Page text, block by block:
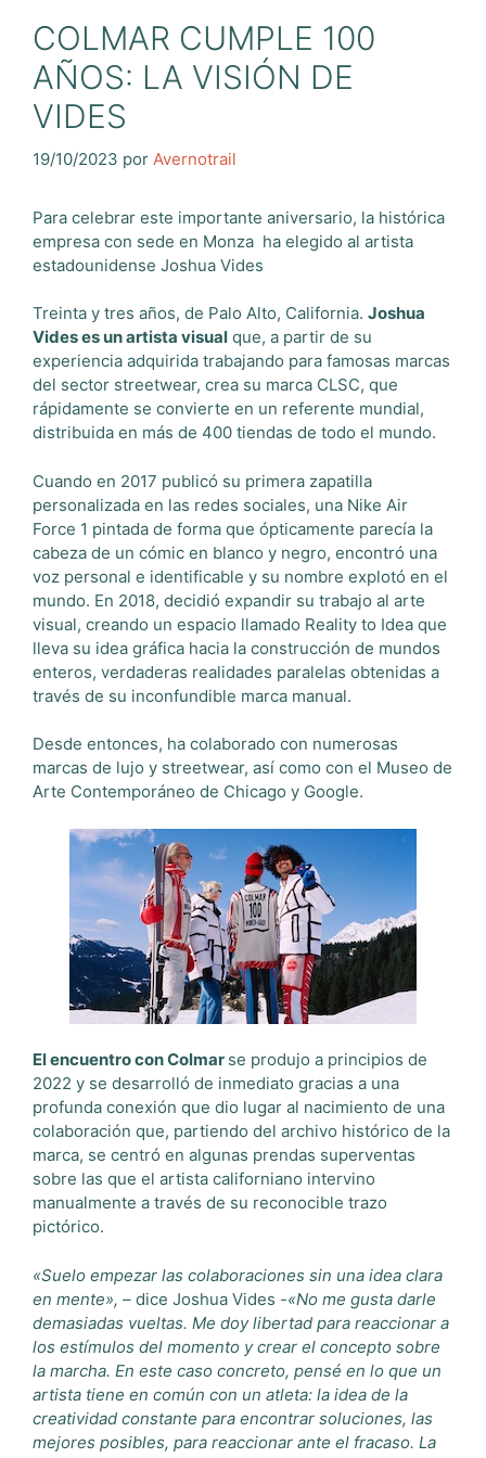
COLMAR CUMPLE 100
AÑOS: LA VISIÓN DE
VIDES
19/10/2023 por Avernotrail
Para celebrar este importante aniversario, la histórica
empresa con sede en Monza ha elegido al artista
estadounidense Joshua Vides
Treinta y tres años, de Palo Alto, California. Joshua
Vides es un artista visual que, a partir de su
experiencia adquirida trabajando para famosas marcas
del sector streetwear, crea su marca CLSC, que
rápidamente se convierte en un referente mundial,
distribuida en más de 400 tiendas de todo el mundo.
Cuando en 2017 publicó su primera zapatilla
personalizada en las redes sociales, una Nike Air
Force 1 pintada de forma que ópticamente parecía la
cabeza de un cómic en blanco y negro, encontró una
voz personal e identificable y su nombre explotó en el
mundo. En 2018, decidió expandir su trabajo al arte
visual, creando un espacio llamado Reality to Idea que
lleva su idea gráfica hacia la construcción de mundos
enteros, verdaderas realidades paralelas obtenidas a
través de su inconfundible marca manual.
Desde entonces, ha colaborado con numerosas
marcas de lujo y streetwear, así como con el Museo de
Arte Contemporáneo de Chicago y Google.
El encuentro con Colmar se produjo a principios de
2022 y se desarrolló de inmediato gracias a una
profunda conexión que dio lugar al nacimiento de una
colaboración que, partiendo del archivo histórico de la
marca, se centró en algunas prendas superventas
sobre las que el artista californiano intervino
manualmente a través de su reconocible trazo
pictórico.
«Suelo empezar las colaboraciones sin una idea clara
en mente», – dice Joshua Vides -«No me gusta darle
demasiadas vueltas. Me doy libertad para reaccionar a
los estímulos del momento y crear el concepto sobre
la marcha. En este caso concreto, pensé en lo que un
artista tiene en común con un atleta: la idea de la
creatividad constante para encontrar soluciones, las
mejores posibles, para reaccionar ante el fracaso. La